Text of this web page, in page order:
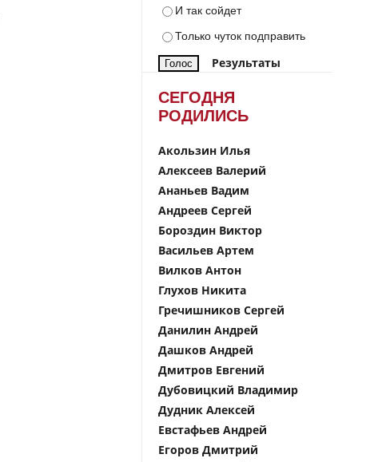
И так сойдет
Только чуток подправить
Результаты
СЕГОДНЯ
РОДИЛИСЬ
Акользин Илья
Алексеев Валерий
Ананьев Вадим
Андреев Сергей
Бороздин Виктор
Васильев Артем
Вилков Антон
Глухов Никита
Гречишников Сергей
Данилин Андрей
Дашков Андрей
Дмитров Евгений
Дубовицкий Владимир
Дудник Алексей
Евстафьев Андрей
Егоров Дмитрий